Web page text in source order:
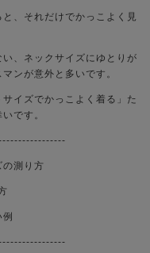
、それだけでかっこよく見
、ネックサイズにゆとりが
ンが意外と多いです。
イズでかっこよく着る」た
です。
測り方